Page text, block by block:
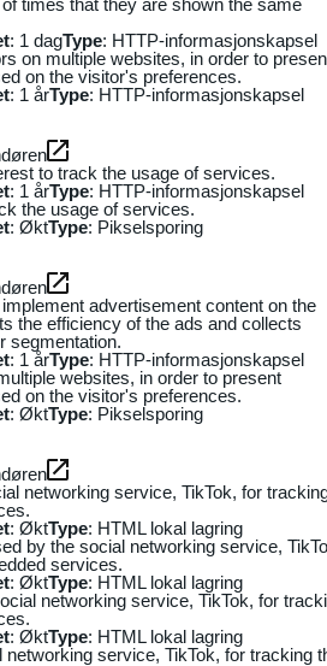
: 1 dagType: HTTP-informasjonskapsel
on multiple websites, in order to
on the visitor's preferences.
: 1 årType: HTTP-informasjonskapsel
to track the usage of services.
: 1 årType: HTTP-informasjonskapsel
the usage of services.
: ØktType: Pikselsporing
advertisement content on the
the efficiency of the ads and collects
segmentation.
: 1 årType: HTTP-informasjonskapsel
websites, in order to present
on the visitor's preferences.
: ØktType: Pikselsporing
networking service, TikTok, for
: ØktType: HTML lokal lagring
by the social networking service,
services.
: ØktType: HTML lokal lagring
networking service, TikTok, for
: ØktType: HTML lokal lagring
networking service, TikTok, for tracking